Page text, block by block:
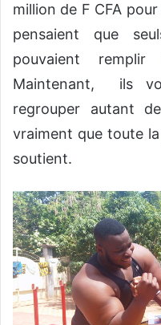
million de F CFA
pensaient que
pouvaient
Maintenant, ils
regrouper autant
vraiment que toute
soutient.